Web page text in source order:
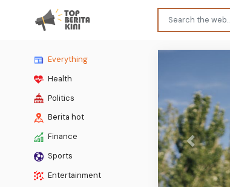
Everything
Health
Politics
Berita hot
Finance
Sports
Entertainment
Previous